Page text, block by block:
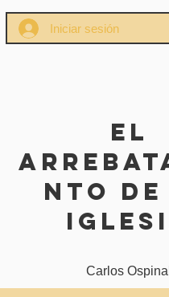
Iniciar sesión
El
nto
Carlos Ospinal